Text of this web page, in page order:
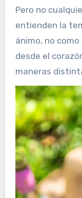
Pero no cualquier vino. Hay etiquetas que
entienden la
ánimo, no
desde el
maneras